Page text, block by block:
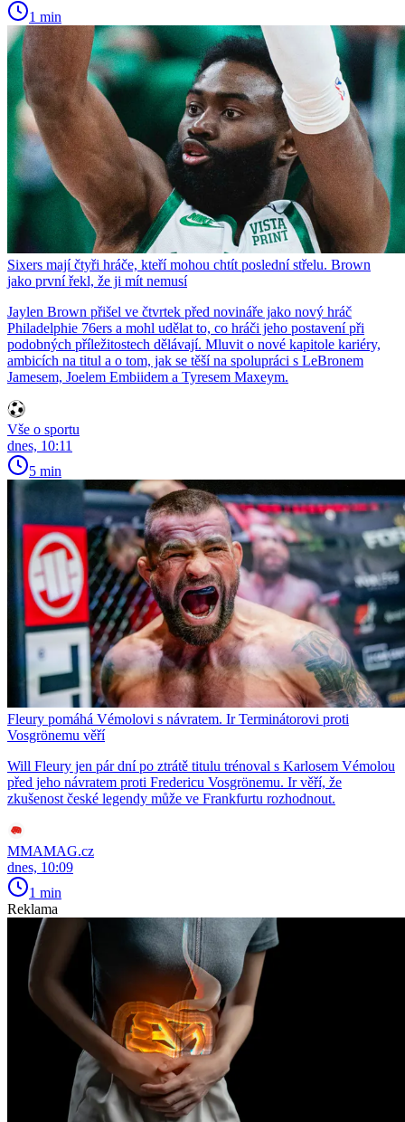
1 min
Sixers mají čtyři hráče, kteří mohou chtít poslední střelu. Brown
jako první řekl, že ji mít nemusí
Jaylen Brown přišel ve čtvrtek před novináře jako nový hráč
Philadelphie 76ers a mohl udělat to, co hráči jeho postavení při
podobných příležitostech dělávají. Mluvit o nové kapitole kariéry,
ambicích na titul a o tom, jak se těší na spolupráci s LeBronem
Jamesem, Joelem Embiidem a Tyresem Maxeym.
Vše o sportu
dnes, 10:11
5 min
Fleury pomáhá Vémolovi s návratem. Ir Terminátorovi proti
Vosgrönemu věří
Will Fleury jen pár dní po ztrátě titulu trénoval s Karlosem Vémolou
před jeho návratem proti Fredericu Vosgrönemu. Ir věří, že
zkušenost české legendy může ve Frankfurtu rozhodnout.
MMAMAG.cz
dnes, 10:09
1 min
Reklama